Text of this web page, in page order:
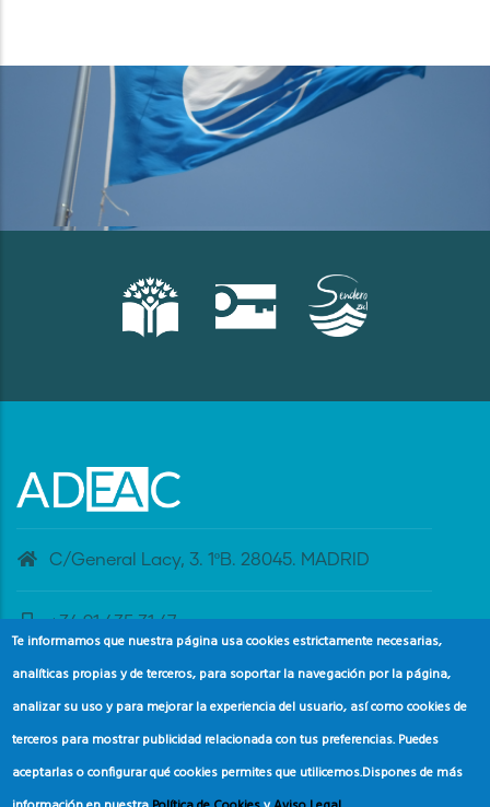
C/General Lacy, 3. 1ºB. 28045. MADRID
+34 91 435 31 47
banderaazul@adeac.es
Te informamos que nuestra página usa cookies estrictamente necesarias,
analíticas propias y de terceros, para soportar la navegación por la página,
analizar su uso y para mejorar la experiencia del usuario, así como cookies de
terceros para mostrar publicidad relacionada con tus preferencias. Puedes
aceptarlas o configurar qué cookies permites que utilicemos.Dispones de más